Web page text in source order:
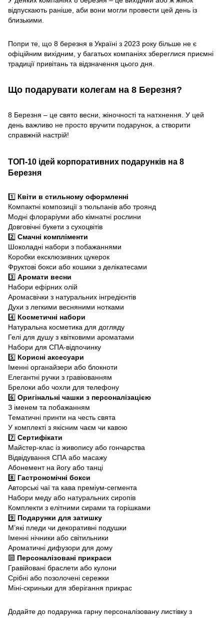
відпускають раніше, аби вони могли провести цей день із
близькими.
Попри те, що 8 березня в Україні з 2023 року більше не є
офіційним вихідним, у багатьох компаніях збереглися приємні
традиції привітань та відзначення цього дня.
Що подарувати колегам на 8 Березня?
8 Березня – це свято весни, жіночності та натхнення. У цей
день важливо не просто вручити подарунок, а створити
справжній настрій!
ТОП-10 ідей корпоративних подарунків на 8
Березня
1️⃣ Квіти в стильному оформленні
Компактні композиції з тюльпанів або троянд
Модні флораріуми або кімнатні рослини
Довговічні букети з сухоцвітів
2️⃣ Смачні компліменти
Шоколадні набори з побажаннями
Коробки ексклюзивних цукерок
Фруктові бокси або кошики з делікатесами
3️⃣ Аромати весни
Набори ефірних олій
Аромасвічки з натуральних інгредієнтів
Духи з легкими весняними нотками
4️⃣ Косметичні набори
Натуральна косметика для догляду
Гелі для душу з квітковими ароматами
Набори для СПА-відпочинку
5️⃣ Корисні аксесуари
Іменні органайзери або блокноти
Елегантні ручки з гравіюванням
Брелоки або чохли для телефону
6️⃣ Оригінальні чашки з персоналізацією
З іменем та побажанням
Тематичні принти на честь свята
У комплекті з якісним чаєм чи кавою
7️⃣ Сертифікати
Майстер-клас із живопису або гончарства
Відвідування СПА або масажу
Абонемент на йогу або танці
8️⃣ Гастрономічні бокси
Авторські чаї та кава преміум-сегмента
Набори меду або натуральних сиропів
Комплекти з елітними сирами та горішками
9️⃣ Подарунки для затишку
М’які пледи чи декоративні подушки
Іменні нічники або світильники
Ароматичні дифузори для дому
🔟 Персоналізовані прикраси
Гравійовані браслети або кулони
Срібні або позолочені сережки
Міні-скриньки для зберігання прикрас
Додайте до подарунка гарну персоналізовану листівку з